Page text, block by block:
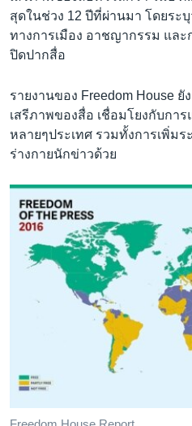
สุดในช่วง 12 ปีที่ผ่านมา โดยระ
ทางการเมือง อาชญากรรม และ
ปิดปากสื่อ
รายงานของ Freedom House
เสรีภาพของสื่อ เชื่อมโยงกับกา
หลายๆประเทศ รวมทั้งการเพิ่ม
ร่างกายนักข่าวด้วย